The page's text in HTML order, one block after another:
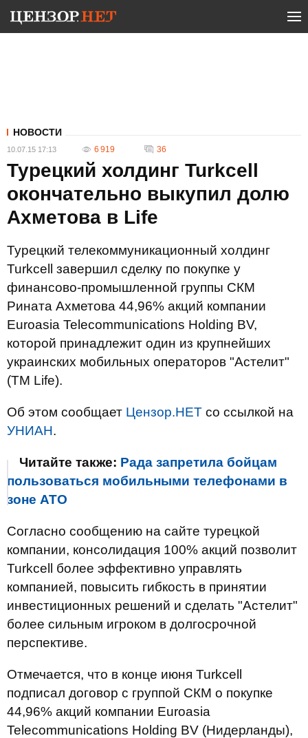
НОВОСТИ
10.07.15 17:13 6 919 36
Турецкий холдинг Turkcell
окончательно выкупил долю
Ахметова в Life
Турецкий телекоммуникационный холдинг
Turkcell завершил сделку по покупке у
финансово-промышленной группы СКМ
Рината Ахметова 44,96% акций компании
Euroasia Telecommunications Holding BV,
которой принадлежит один из крупнейших
украинских мобильных операторов "Астелит"
(ТМ Life).
Об этом сообщает Цензор.НЕТ со ссылкой на
УНИАН.
Читайте также: Рада запретила бойцам
пользоваться мобильными телефонами в
зоне АТО
Согласно сообщению на сайте турецкой
компании, консолидация 100% акций позволит
Turkcell более эффективно управлять
компанией, повысить гибкость в принятии
инвестиционных решений и сделать "Астелит"
более сильным игроком в долгосрочной
перспективе.
Отмечается, что в конце июня Turkcell
подписал договор с группой СКМ о покупке
44,96% акций компании Euroasia
Telecommunications Holding BV (Нидерланды),